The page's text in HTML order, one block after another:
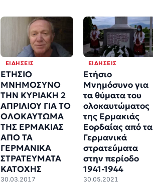
ΕΙΔΉΣΕΙΣ
ΕΤΗΣΙΟ
ΜΝΗΜΟΣΥΝΟ
ΤΗΝ ΚΥΡΙΑΚΗ 2
ΑΠΡΙΛΙΟΥ ΓΙΑ ΤΟ
ΟΛΟΚΑΥΤΩΜΑ
ΤΗΣ ΕΡΜΑΚΙΑΣ
ΑΠΟ ΤΑ
ΓΕΡΜΑΝΙΚΑ
ΣΤΡΑΤΕΥΜΑΤΑ
ΚΑΤΟΧΗΣ
30.03.2017
ΕΙΔΉΣΕΙΣ
Ετήσιο
Μνημόσυνο για
τα θύματα του
ολοκαυτώματος
της Ερμακιάς
Εορδαίας από τα
Γερμανικά
στρατεύματα
στην περίοδο
1941-1944
30.05.2021